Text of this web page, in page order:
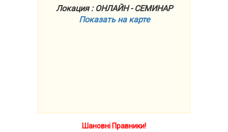
Локация : ОНЛАЙН - СЕМИНАР
Показать на карте
Шановні Правники!